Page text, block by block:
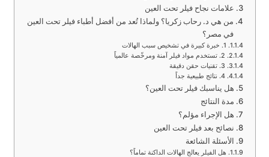
علامات نجاح فيلر تحت العين
من هي د. رحاب زكريا؟ ولماذا تُعد من أفضل أطباء فيلر تحت العين
في مصر؟
1. خبرة كبيرة في تشخيص سبب الهالات
2. تستخدم مواد فيلر آمنة ومرخّصة عالمياً
3. تقنيات حقن دقيقة
4. نتائج طبيعية جداً
هل يناسبك فيلر تحت العين؟
مدة النتائج
هل الإجراء مؤلم؟
نصائح بعد فيلر تحت العين
الأسئلة الشائعة
هل الفيلر يعالج الهالات الداكنة تماماً؟